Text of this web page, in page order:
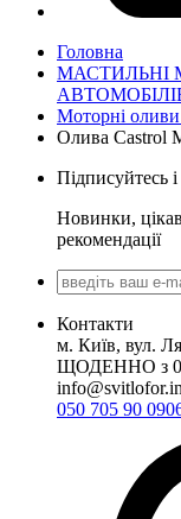
Головна
МАСТИЛЬНІ
Моторні оливи
Олива Castrol
Підписуйтесь
Новинки,
рекомендації
Контакти
м. Київ, вул.
ЩОДЕННО з
050 705 90 09